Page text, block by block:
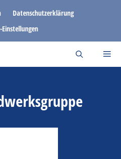
Datenschutzerklärung
Einstellungen